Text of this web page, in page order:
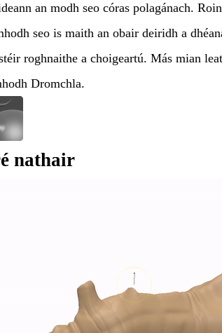
an modh seo córas polagánach.
seo is maith an obair deiridh a
roghnaithe a choigeartú. Más mian
Dromchla.
nathair